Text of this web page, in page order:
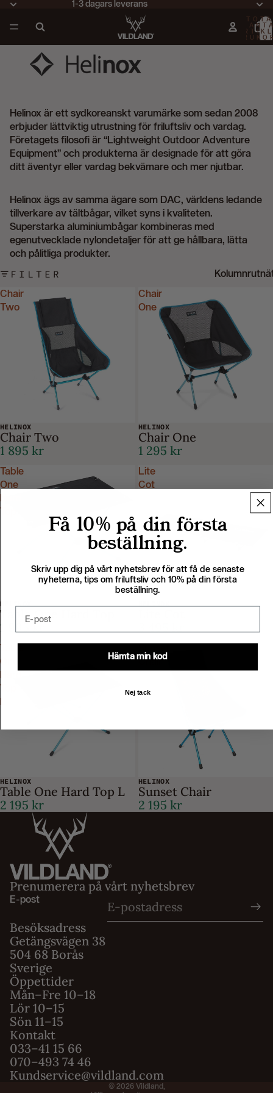
1-3 dagars leverans
Helinox är ett sydkoreanskt varumärke som sedan 2008
erbjuder lättviktig utrustning för friluftsliv och vardag.
Företagets filosofi är “Lightweight Outdoor Adventure
Equipment” och produkterna är designade för att göra
ditt äventyr eller vardag bekvämare och mer njutbar.
Helinox ägs av samma ägare som DAC, världens ledande
tillverkare av tältbågar, vilket syns i kvaliteten.
Superstarka aluminiumbågar kombineras med
egenutvecklade nylondetaljer för att ge hållbara, lätta
och pålitliga produkter.
FILTER
Chair
Two
HELINOX
Chair Two
1 895 kr
Chair
One
HELINOX
Chair One
1 295 kr
Table
One
Hard
Top
HELINOX
Table One Hard Top
1 995 kr
Lite
Cot
HELINOX
3 495 kr
Table
One
Hard
Top
L
HELINOX
Table One Hard Top L
2 195 kr
Chair
HELINOX
Sunset Chair
2 195 kr
Prenumerera på vårt nyhetsbrev
E-post
Besöksadress
Getängsvägen 38
504 68 Borås
Sverige
Öppettider
Mån–Fre 10–18
Lör 10–15
Sön 11–15
Kontakt
033–41 15 66
070–493 74 46
Kundservice@vildland.com
© 2026 Vildland,
Integritetspolicy
Användarvillkor
Återbetalningspolicy
Kontaktinformation
Få 10% på din första
beställning.
Skriv upp dig på vårt nyhetsbrev för att få de senaste
nyheterna, tips om friluftsliv och 10% på din första
beställning.
Email
Hämta min kod
Nej tack